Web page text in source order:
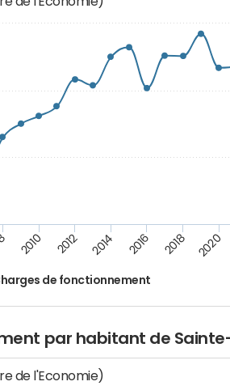
de fonctionnement
2010 2012 2014 2016 2018 2020
par habitant de
de l'Economie)